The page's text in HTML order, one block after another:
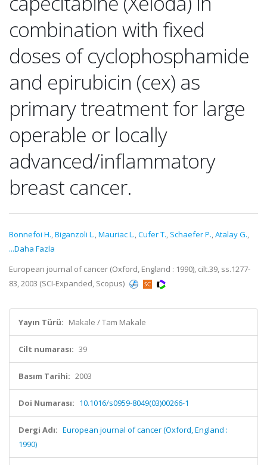
combination with fixed
doses of cyclophosphamide
and epirubicin (cex) as
primary treatment for large
operable or locally
advanced/inflammatory
breast cancer.
Bonnefoi H.,Biganzoli L.,Mauriac L.,Cufer T., Schaefer P.,Atalay G.,
...Daha Fazla
European journal of cancer (Oxford, England : 1990), cilt.39, ss.1277-
83, 2003 (SCI-Expanded, Scopus)
Yayın Türü: Makale / Tam Makale
Cilt numarası: 39
Basım Tarihi: 2003
Doi Numarası: 10.1016/s0959-8049(03)00266-1
Dergi Adı: European journal of cancer (Oxford, England :
1990)